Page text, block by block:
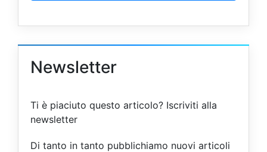
Newsletter
Ti è piaciuto questo articolo? Iscriviti alla
newsletter
Di tanto in tanto pubblichiamo nuovi articoli